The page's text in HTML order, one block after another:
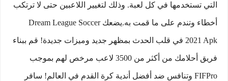
التي تستخدمها في كل لعبة. وذلك لتغيير اللاعبين حتى لا ترتكب
أخطاء وتندم على ما قمت به.يضعك Dream League Soccer
2021 Apk في قلب الحدث بمظهر جديد وميزات جديدة! قم ببناء
فريق أحلامك من أكثر من 3500 لاعب مرخص لهم بموجب
FIFPro وتنافس ضد أفضل أندية كرة القدم في العالم! سافر